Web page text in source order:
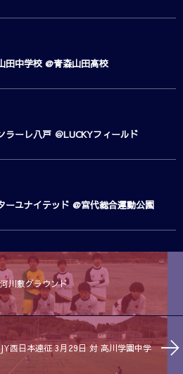
田中学校 @青森山田高校
ラーレ八戸 ＠LUCKYフィールド
ーユナイテッド @宮代総合運動公園
川敷グラウンド
JY西日本遠征 3月29日 対 高川学園中学